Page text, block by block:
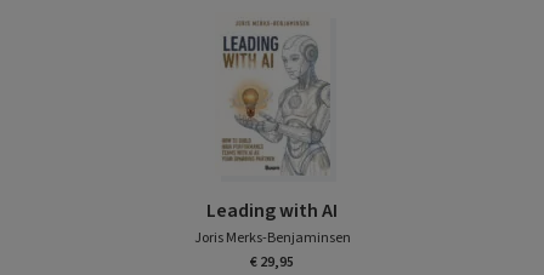
Leading with AI
Joris Merks-Benjaminsen
€ 29,95